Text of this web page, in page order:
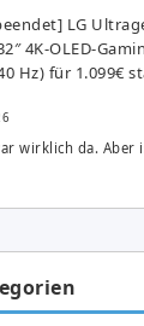
LG
4K-OLED-
Hz) für 1.099€
wirklich da. Aber